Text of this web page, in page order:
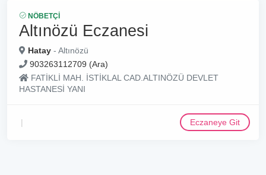
NÖBETÇI
Altınözü Eczanesi
Hatay - Altınözü
903263112709 (Ara)
FATİKLİ MAH. İSTİKLAL CAD.ALTINÖZÜ DEVLET
HASTANESİ YANI
Eczaneye Git